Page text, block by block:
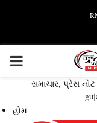
PRIMARY
MENU
સમાચાર, પ્રેસ
હોમ